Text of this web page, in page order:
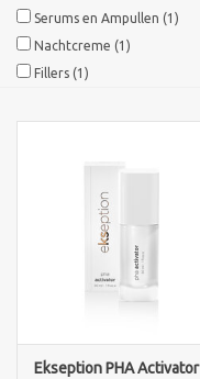
Pascaud
Fusion Meso
Ekseption Skincare
Serums en Ampullen (1)
Nachtcreme (1)
Fillers (1)
Ekseption PHA Activator